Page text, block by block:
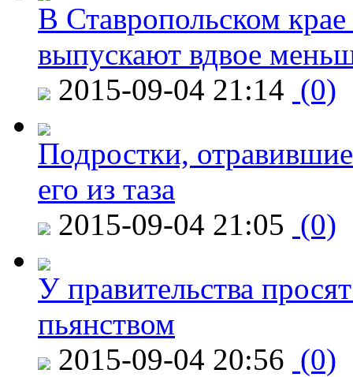
В Ставропольском
выпускают вдвое
2015-09-04 21:14 (0)
Подростки,
его из таза
2015-09-04 21:05 (0)
У правительства
пьянством
2015-09-04 20:56 (0)